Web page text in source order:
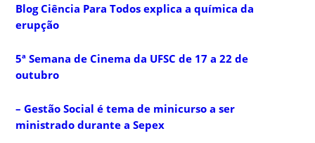
Blog Ciência Para Todos explica a química da
erupção
5ª Semana de Cinema da UFSC de 17 a 22 de
outubro
– Gestão Social é tema de minicurso a ser
ministrado durante a Sepex